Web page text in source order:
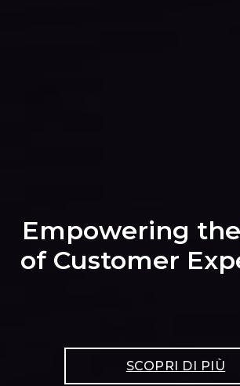
Empowering
of Customer
SCOPRI DI PIÙ